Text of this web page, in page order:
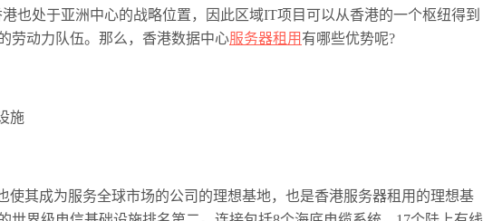
也处于亚洲中心的战略位置，因此区域IT项目可以从香港的一个枢纽得到
劳动力队伍。那么，香港数据中心服务器租用 有哪些优势呢?
施
使其成为服务全球市场的公司的理想基地，也是香港服务器租用的理想基